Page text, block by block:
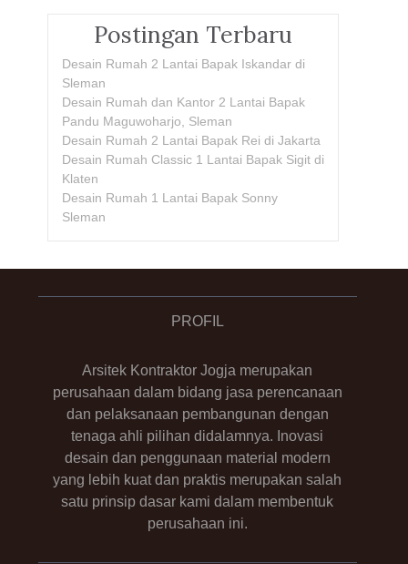
Postingan Terbaru
Desain Rumah 2 Lantai Bapak Iskandar di
Sleman
Desain Rumah dan Kantor 2 Lantai Bapak
Pandu Maguwoharjo, Sleman
Desain Rumah 2 Lantai Bapak Rei di Jakarta
Desain Rumah Classic 1 Lantai Bapak Sigit di
Klaten
Desain Rumah 1 Lantai Bapak Sonny
Sleman
PROFIL
Arsitek Kontraktor Jogja merupakan
perusahaan dalam bidang jasa perencanaan
dan pelaksanaan pembangunan dengan
tenaga ahli pilihan didalamnya. Inovasi
desain dan penggunaan material modern
yang lebih kuat dan praktis merupakan salah
satu prinsip dasar kami dalam membentuk
perusahaan ini.